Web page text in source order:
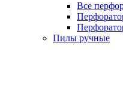
Все
Пилы ручные